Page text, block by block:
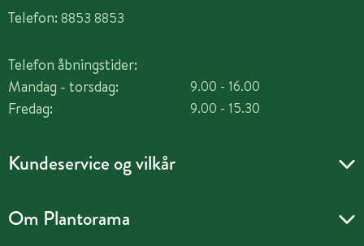
Telefon: 8853 8853
Telefon åbningstider:
Mandag - torsdag:
Fredag:
9.00 - 16.00
9.00 - 15.30
Kundeservice og vilkår
Om Plantorama